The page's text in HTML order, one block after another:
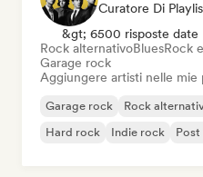
Curatore Di
&gt; 6500 risposte date
Rock alternativoBluesRock
Garage rock
Aggiungere artisti nelle mie
Garage rock Rock
Hard rock
Indie rock Post